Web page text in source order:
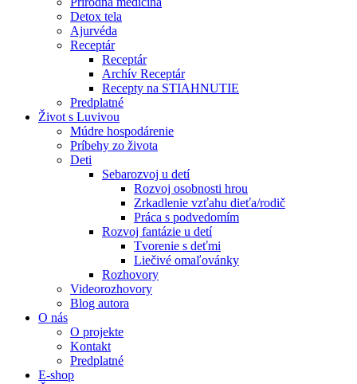
Detox tela
Ajurvéda
Receptár
Receptár
Archív Receptár
Recepty na STIAHNUTIE
Predplatné
Život s Luvivou
Múdre hospodárenie
Príbehy zo života
Deti
Sebarozvoj u detí
Rozvoj osobnosti hrou
Zrkadlenie vzťahu dieťa/rodič
Práca s podvedomím
Rozvoj fantázie u detí
Tvorenie s deťmi
Liečivé omaľovánky
Rozhovory
Videorozhovory
Blog autora
O nás
O projekte
Kontakt
Predplatné
E-shop